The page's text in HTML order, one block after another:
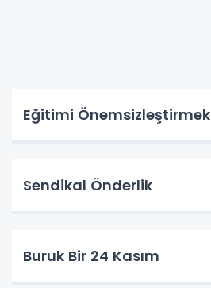
Eğitimi Önemsizleştirmek
Sendikal Önderlik
Buruk Bir 24 Kasım